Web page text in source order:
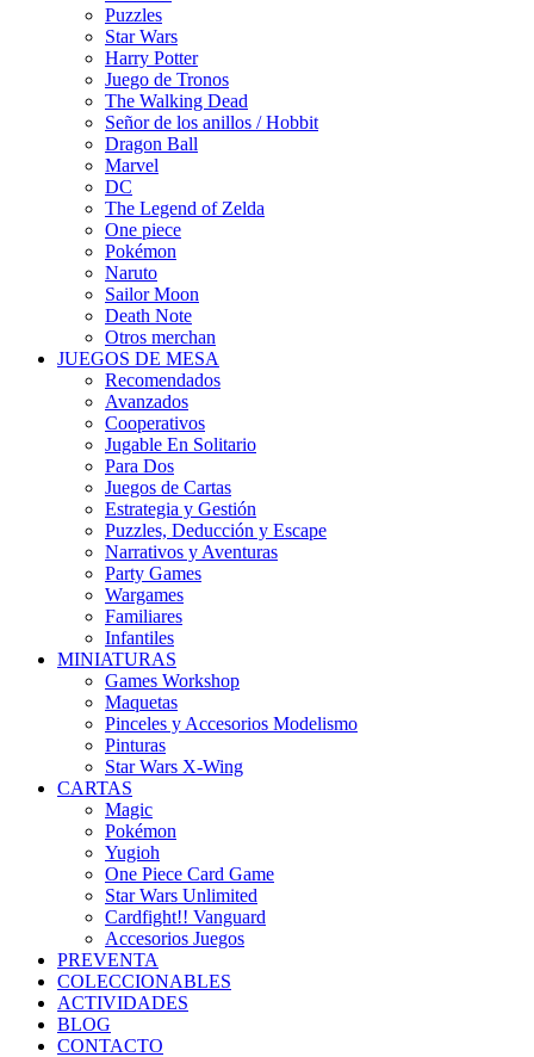
Puzzles
Star Wars
Harry Potter
Juego de Tronos
The Walking Dead
Señor de los anillos / Hobbit
Dragon Ball
Marvel
DC
The Legend of Zelda
One piece
Pokémon
Naruto
Sailor Moon
Death Note
Otros merchan
JUEGOS DE MESA
Recomendados
Avanzados
Cooperativos
Jugable En Solitario
Para Dos
Juegos de Cartas
Estrategia y Gestión
Puzzles, Deducción y Escape
Narrativos y Aventuras
Party Games
Wargames
Familiares
Infantiles
MINIATURAS
Games Workshop
Maquetas
Pinceles y Accesorios Modelismo
Pinturas
Star Wars X-Wing
CARTAS
Magic
Pokémon
Yugioh
One Piece Card Game
Star Wars Unlimited
Cardfight!! Vanguard
Accesorios Juegos
PREVENTA
COLECCIONABLES
ACTIVIDADES
BLOG
CONTACTO